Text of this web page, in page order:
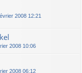
2008 12:21
2008 10:06
2008 06:12